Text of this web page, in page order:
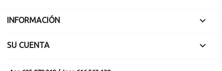
INFORMACIÓN 
SU CUENTA 